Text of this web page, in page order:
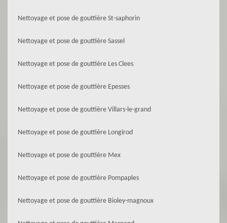
Nettoyage et pose de gouttière St-saphorin
Nettoyage et pose de gouttière Sassel
Nettoyage et pose de gouttière Les Clees
Nettoyage et pose de gouttière Epesses
Nettoyage et pose de gouttière Villars-le-grand
Nettoyage et pose de gouttière Longirod
Nettoyage et pose de gouttière Mex
Nettoyage et pose de gouttière Pompaples
Nettoyage et pose de gouttière Bioley-magnoux